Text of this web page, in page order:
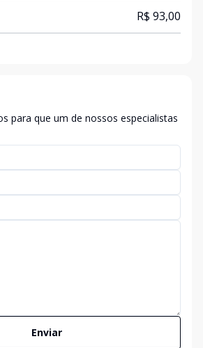
R$ 93,00
para que um de nossos especialistas
Enviar